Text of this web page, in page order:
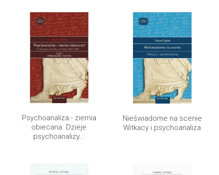
Psychoanaliza - ziemia
obiecana. Dzieje
psychoanalizy...
Nieświadome na scenie
Witkacy i psychoanaliza